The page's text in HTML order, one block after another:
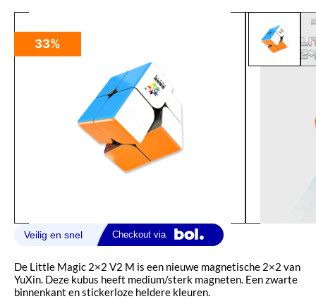
De Little Magic 2×2 V2 M is een nieuwe magnetische 2×2 van
YuXin. Deze kubus heeft medium/sterk magneten. Een zwarte
binnenkant en stickerloze heldere kleuren.
33%